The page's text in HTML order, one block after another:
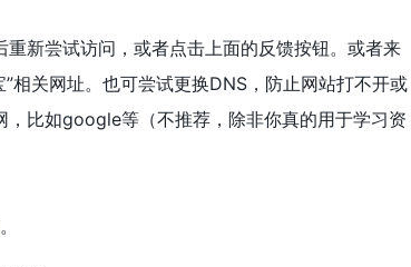
新尝试访问，或者点击上面的反馈按钮。或者来
”相关网址。也可尝试更换DNS，防止网站打不开或
比如google等（不推荐，除非你真的用于学习资